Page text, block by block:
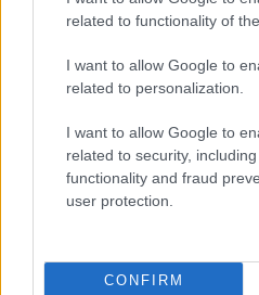
related to functionality of
I want to allow Google to
related to personalization.
I want to allow Google to
related to security,
functionality and fraud
user protection.
CONFIRM
A Vasas II. vezetett Szegeden, de
megakadályozta a vendéggyőzelmet.